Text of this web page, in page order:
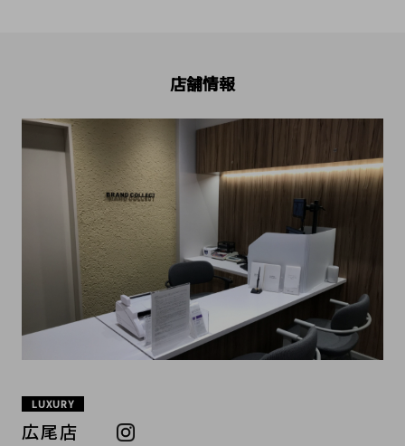
店舗情報
LUXURY
広尾店